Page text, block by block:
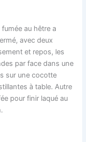
au hêtre a
avec deux
et repos, les
par face dans une
sur une cocotte
à table. Autre
pour finir laqué au